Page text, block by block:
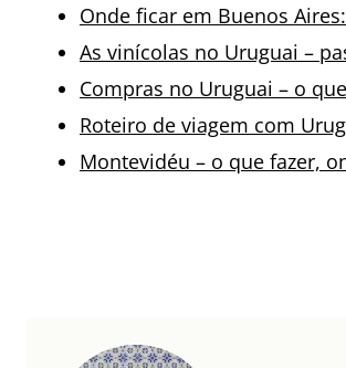
Onde ficar em Buenos
As vinícolas no Uruguai –
Compras no Uruguai – o
Roteiro de viagem com
Montevidéu – o que fazer,